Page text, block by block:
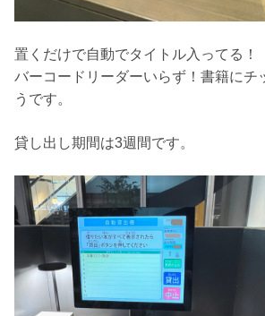
置くだけで自動でタイトル入ってる！
バーコードリーダーいらず！書籍にチ
うです。
貸し出し期間は3週間です。